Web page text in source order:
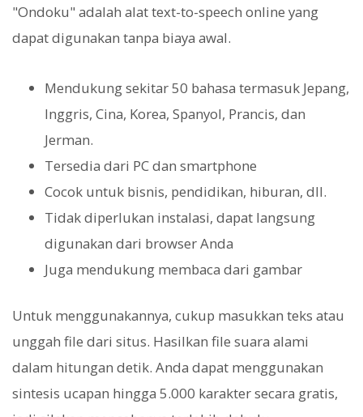
"Ondoku" adalah alat text-to-speech online yang
dapat digunakan tanpa biaya awal.
Mendukung sekitar 50 bahasa termasuk Jepang,
Inggris, Cina, Korea, Spanyol, Prancis, dan
Jerman.
Tersedia dari PC dan smartphone
Cocok untuk bisnis, pendidikan, hiburan, dll.
Tidak diperlukan instalasi, dapat langsung
digunakan dari browser Anda
Juga mendukung membaca dari gambar
Untuk menggunakannya, cukup masukkan teks atau
unggah file dari situs. Hasilkan file suara alami
dalam hitungan detik. Anda dapat menggunakan
sintesis ucapan hingga 5.000 karakter secara gratis,